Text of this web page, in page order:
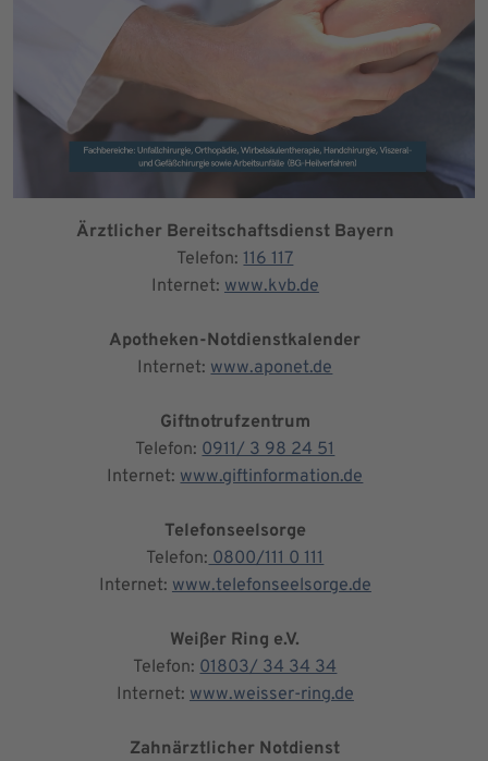
Ärztlicher Bereitschaftsdienst Bayern
Telefon:116 117
Internet: www.kvb.de
Apotheken-Notdienstkalender
Internet: www.aponet.de
Giftnotrufzentrum
Telefon: 0911/ 3 98 24 51
Internet: www.giftinformation.de
Telefonseelsorge
Telefon: 0800/111 0 111
Internet: www.telefonseelsorge.de
Weißer Ring e.V.
Telefon: 01803/ 34 34 34
Internet: www.weisser-ring.de
Zahnärztlicher Notdienst